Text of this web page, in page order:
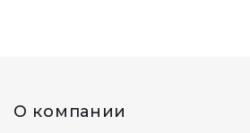
О компании